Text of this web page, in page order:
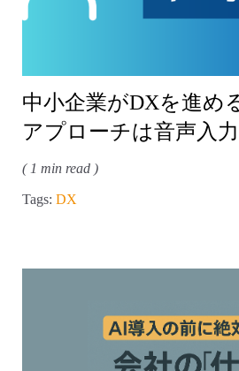
中小企業がDXを進め
アプローチは音声入力
( 1 min read )
Tags: DX